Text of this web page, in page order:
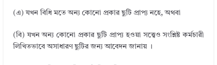
(এ) যখন বিধি মতে অন্য কোনো প্রকার ছুটি প্রাপ্য নহে, অথবা
(বি) যখন অন্য কোনো প্রকার ছুটি প্রাপ্য হওয়া সত্ত্বেও সংশ্লিষ্ট কর্মচারী
লিখিতভাবে অসাধারণ ছুটির জন্য আবেদন জানায় ।